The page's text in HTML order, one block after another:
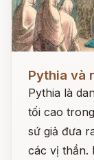
Pythia và
Pythia là
tối cao
sứ giả đưa
các vị thần.